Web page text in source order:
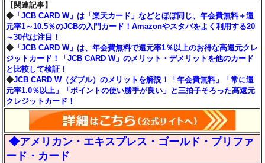
【関連記事】
◆ 「JCB CARD W」は「楽天カード」などとほぼ同じ、年会費無料＋還
元率1～10.5％のJCBの入門カード！Amazonやスタバをよく利用する20
～30代は注目！
◆ 「JCB CARD W」は、年会費無料で還元率1％以上のお得な高還元クレ
ジットカード！「JCB CARD W」のメリット・デメリットを他のカード
と比較して検証！
◆JCB CARD W（ダブル）のメリットを解説！「年会費無料」「常に還
元率1.0％以上」「ポイントの使い勝手が良い」と三拍子そろった高還元
クレジットカード！
◆アメリカン・エキスプレス・ゴールド・プリファ
ード・カード